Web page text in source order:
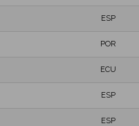
ESP
POR
ECU
ESP
ESP